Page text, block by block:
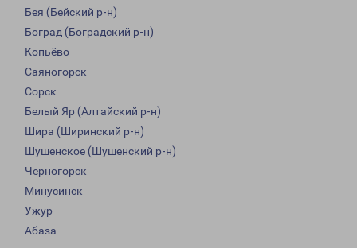
Бея (Бейский р-н)
Боград (Боградский р-н)
Копьёво
Саяногорск
Сорск
Белый Яр (Алтайский р-н)
Шира (Ширинский р-н)
Шушенское (Шушенский р-н)
Черногорск
Минусинск
Ужур
Абаза